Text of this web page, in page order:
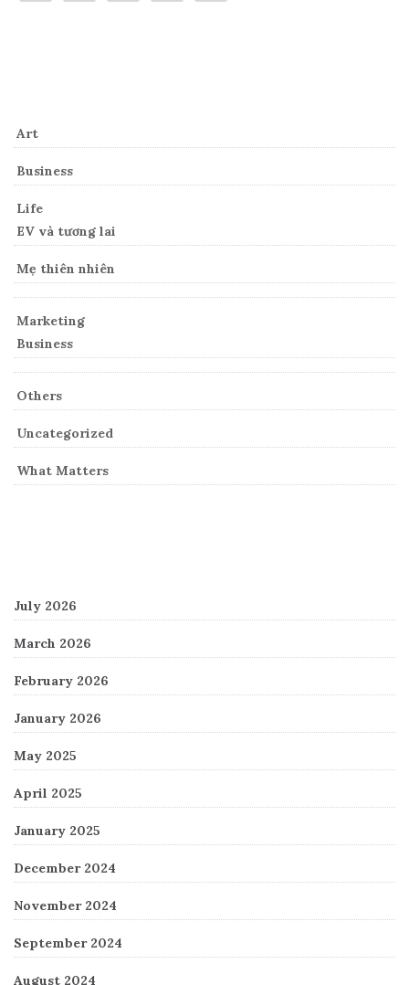
Art
Business
Life
EV và tương lai
Mẹ thiên nhiên
Marketing
Business
Others
Uncategorized
What Matters
July 2026
March 2026
February 2026
January 2026
May 2025
April 2025
January 2025
December 2024
November 2024
September 2024
August 2024